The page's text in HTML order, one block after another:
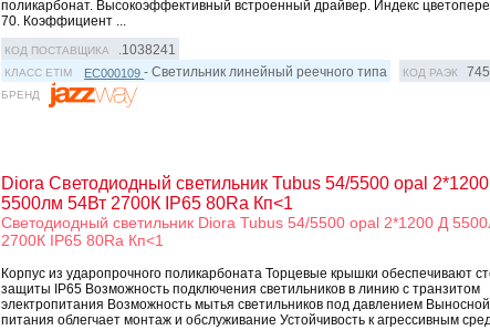
поликарбонат. Высокоэффективный встроенный драйвер. Индекс
70. Коэффициент ...
КОД ПОСТАВЩИКА .1038241
КЛАСС ETIM EC000109- Светильник линейный реечного типа КОД РАЭК
БРЕНД
Diora Светодиодный светильник Tubus 54/5500 opal
5500лм 54Вт 2700К IP65 80Ra Кп<1
Светодиодный светильник Diora Tubus 54/5500 opal 2*1200 Д
2700К IP65 80Ra Кп<1
Корпус из ударопрочного поликарбоната Торцевые крышки обеспечивают
защиты IP65 Возможность подключения светильников в линию с транзитом
электропитания Возможность мытья светильников под давлением Выносной
питания облегчает монтаж и обслуживание Устойчивость к агрессивным